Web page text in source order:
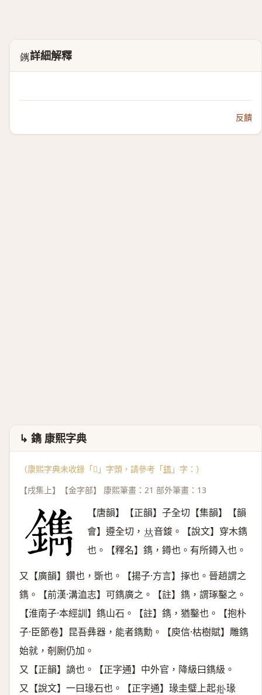
𨭽詳細解釋
反饋
↳ 鐫 康熙字典
（康熙字典未收錄「𨭽」字頭，請參考「鐫 」字：）
【戌集上】【金字部】 康熙筆畫：21 部外筆畫：13
【唐韻】【正韻】子全切【集韻】【韻
會】遵全切， 𠀤音鋑。【說文】穿木鐫
也。【釋名】鐫，鐏也。有所鐏入也。
又【廣韻】鑽也，斲也。【揚子·方言】㧻也。晉趙謂之
鐫。【前漢·溝洫志】可鐫廣之。【註】鐫，謂琢鑿之。
【淮南子·本經訓】鐫山石。【註】鐫，猶鑿也。【抱朴
子·臣節卷】昆吾彝器，能者鐫勳。【庾信·枯樹賦】雕鐫
始就，剞劂仍加。
又【正韻】謫也。【正字通】中外官，降級曰鐫級。
又【說文】一曰瑑石也。【正字通】瑑圭璧上起𠧞 瑑